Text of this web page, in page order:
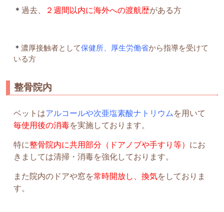
＊ 過去、 ２週間以内に海外への渡航歴がある方
＊ 濃厚接触者として保健所、厚生労働省から指導を受けて
いる方
整骨院内
ベットはアルコールや次亜塩素酸ナトリウム を用いて
毎使用後の消毒を実施しております。
特に整骨院内に共用部分（ドアノブや手すり等） にお
きましては清掃・消毒を強化しております。
また院内のドアや窓を常時開放し、換気をしておりま
す。